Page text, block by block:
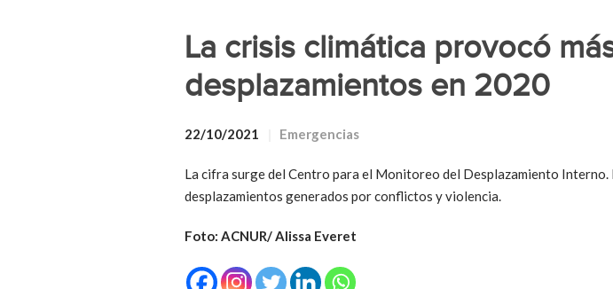
La crisis climática provocó
desplazamientos en 2020
22/10/2021 Emergencias
La cifra surge del Centro para el Monitoreo del Desplazamiento Interno.
desplazamientos generados por conflictos y violencia.
Foto: ACNUR/ Alissa Everet